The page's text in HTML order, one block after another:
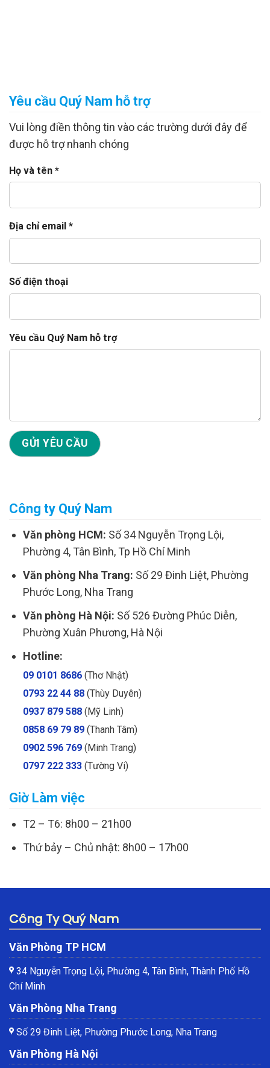
Yêu cầu Quý Nam hỗ trợ
Vui lòng điền thông tin vào các trường dưới đây để
được hỗ trợ nhanh chóng
Họ và tên *
Địa chỉ email *
Số điện thoại
Yêu cầu Quý Nam hỗ trợ
Công ty Quý Nam
Văn phòng HCM: Số 34 Nguyễn Trọng Lội,
Phường 4, Tân Bình, Tp Hồ Chí Minh
Văn phòng Nha Trang: Số 29 Đinh Liệt, Phường
Phước Long, Nha Trang
Văn phòng Hà Nội: Số 526 Đường Phúc Diễn,
Phường Xuân Phương, Hà Nội
Hotline:
09 0101 8686 (Thơ Nhật)
0793 22 44 88 (Thùy Duyên)
0937 879 588 (Mỹ Linh)
0858 69 79 89 (Thanh Tâm)
0902 596 769 (Minh Trang)
0797 222 333 (Tường Vi)
Giờ Làm việc
T2 – T6: 8h00 – 21h00
Thứ bảy – Chủ nhật: 8h00 – 17h00
Công Ty Quý Nam
Văn Phòng TP HCM
34 Nguyễn Trọng Lội, Phường 4, Tân Bình, Thành Phố Hồ
Chí Minh
Văn Phòng Nha Trang
Số 29 Đinh Liệt, Phường Phước Long, Nha Trang
Văn Phòng Hà Nội